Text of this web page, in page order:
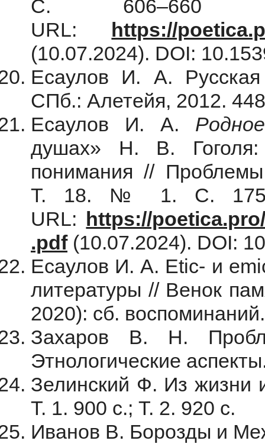
С. 606–660
URL:
https://
(10.07.2024). DOI:
Есаулов И. А. Русская
СПб.: Алетейя, 2012.
Есаулов И. А. Родное
душах» Н. В. Гоголя:
понимания // Проблемы
Т. 18. № 1. С.
URL:
https://
.pdf(10.07.2024). DOI:
Есаулов И. А. Etic- и
литературы // Венок
2020): сб.
Захаров В. Н.
Этнологические
Зелинский Ф. Из жизни
Т. 1. 900 с.; Т. 2. 920 с.
Иванов В. Борозды и